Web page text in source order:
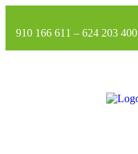
910 166 611 – 624 203 400